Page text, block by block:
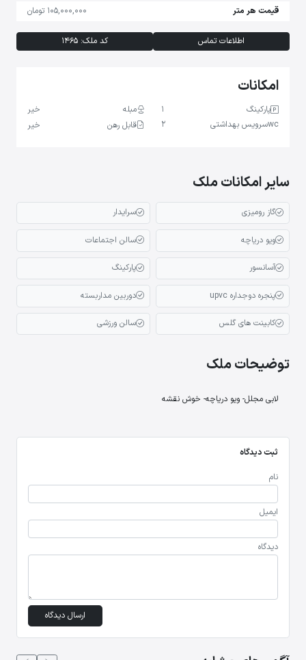
قیمت هر متر 105,000,000 تومان
اطلاعات تماس کد ملک: 1465
امکانات
پارکینگ
1
wcسرویس بهداشتی 2
مبله
خیر
قابل رهن
خیر
سایر امکانات ملک
گاز رومیزی سرایدار
ویو دریاچه سالن اجتماعات
آسانسور پارکینگ
پنجره دوجداره upvc دوربین مداربسته
کابینت های گلس سالن ورزشی
توضیحات ملک
لابی مجلل- ویو دریاچه- خوش نقشه
ثبت دیدگاه
نام
ایمیل
دیدگاه
ارسال دیدگاه